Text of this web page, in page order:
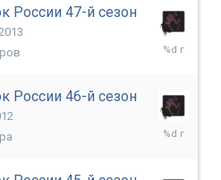
России 47-й сезон
10
России 46-й сезон
3